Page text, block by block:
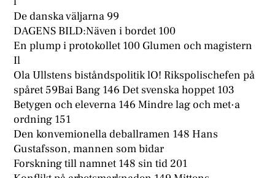
De danska väljarna 99
DAGENS BILD:Näven i bordet 100
En plump i protokollet 100 Glumen och magistern
Il
Ola Ullstens biståndspolitik lO! Rikspolischefen på
spåret 59Bai Bang 146 Det svenska hoppet 103
Betygen och eleverna 146 Mindre lag och met·a
ordning 151
Den konvemionella deballramen 148 Hans
Gustafsson, mannen som bidar
Forskning till namnet 148 sin tid 201